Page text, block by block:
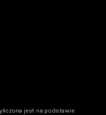
jest na podstawie